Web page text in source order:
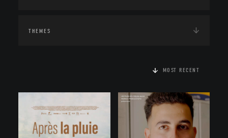
THEMES
MOST RECENT